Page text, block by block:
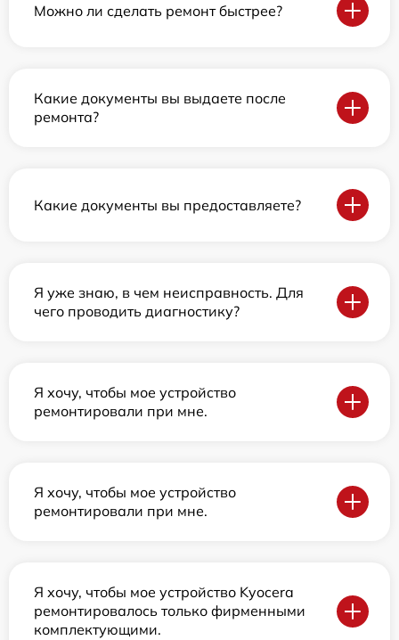
Можно ли сделать ремонт быстрее?
Какие документы вы выдаете после
ремонта?
Какие документы вы предоставляете?
Я уже знаю, в чем неисправность. Для
чего проводить диагностику?
Я хочу, чтобы мое устройство
ремонтировали при мне.
Я хочу, чтобы мое устройство
ремонтировали при мне.
Я хочу, чтобы мое устройство Kyocera
ремонтировалось только фирменными
комплектующими.